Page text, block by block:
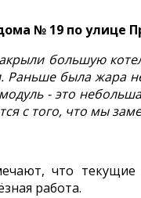
№ 19 по улице
большую
Раньше была жара
- это
с того, что мы
что
работа.